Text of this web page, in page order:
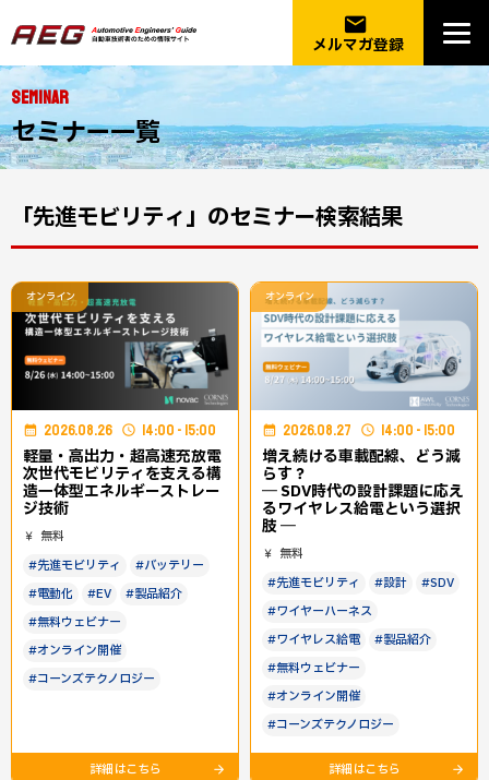
email
メルマガ登録
SEMINAR
セミナー一覧
「先進モビリティ」のセミナー検索結果
オンライン
2026.08.26 14:00 - 15:00
軽量・高出力・超高速充放電│
次世代モビリティを支える構
造一体型エネルギーストレー
ジ技術
無料
#先進モビリティ
#バッテリー
#電動化
#EV
#製品紹介
#無料ウェビナー
#オンライン開催
#コーンズテクノロジー
詳細はこちら
オンライン
2026.08.27 14:00 - 15:00
増え続ける車載配線、どう減
らす？
― SDV時代の設計課題に応え
るワイヤレス給電という選択
肢 ―
無料
#先進モビリティ #設計
#SDV
#ワイヤーハーネス
#ワイヤレス給電
#製品紹介
#無料ウェビナー
#オンライン開催
#コーンズテクノロジー
詳細はこちら